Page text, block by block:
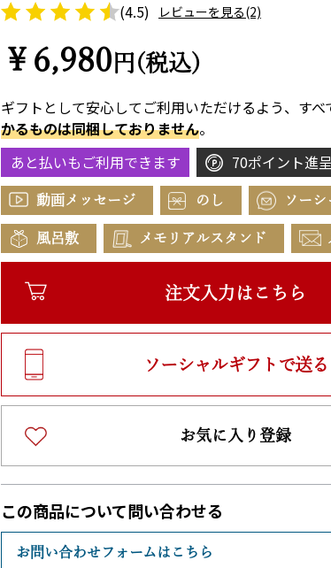
(4.5) レビューを見る(2)
￥6,980 円(税込)
ギフトとして安心してご利用いただけるよう、すべ
かるものは同梱しておりません。
あと払いもご利用できます
70ポイント進
動画メッセージ のし ソーシ
風呂敷 メモリアルスタンド
注文入力はこちら
ソーシャルギフトで送る
お気に入り登録
この商品について問い合わせる
お問い合わせフォームはこちら